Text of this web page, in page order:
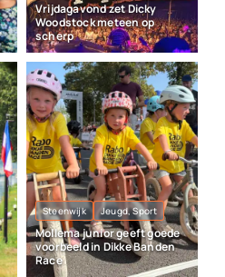
Vrijdagavond zet Dicky
Woodstock meteen op
scherp
Steenwijk Jeugd, Sport
Mollema junior geeft goede
voorbeeld in Dikke Banden
Race